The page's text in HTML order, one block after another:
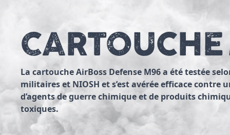
La cartouche AirBoss Defense M96 a été testée
militaires et NIOSH et s’est avérée efficace contre
d’agents de guerre chimique et de produits
toxiques.